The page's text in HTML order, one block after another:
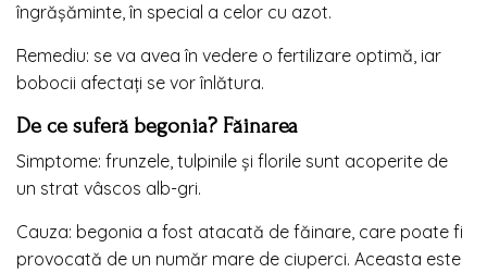
îngrăşăminte, în special a celor cu azot.
Remediu: se va avea în vedere o fertilizare optimă, iar
bobocii afectaţi se vor înlătura.
De ce suferă begonia? Făinarea
Simptome: frunzele, tulpinile şi florile sunt acoperite de
un strat vâscos alb-gri.
Cauza: begonia a fost atacată de făinare, care poate fi
provocată de un număr mare de ciuperci. Aceasta este